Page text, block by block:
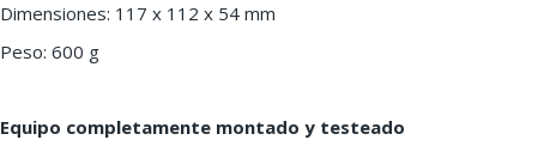
Dimensiones: 117 x 112 x 54 mm
Peso: 600 g
Equipo completamente montado y testeado